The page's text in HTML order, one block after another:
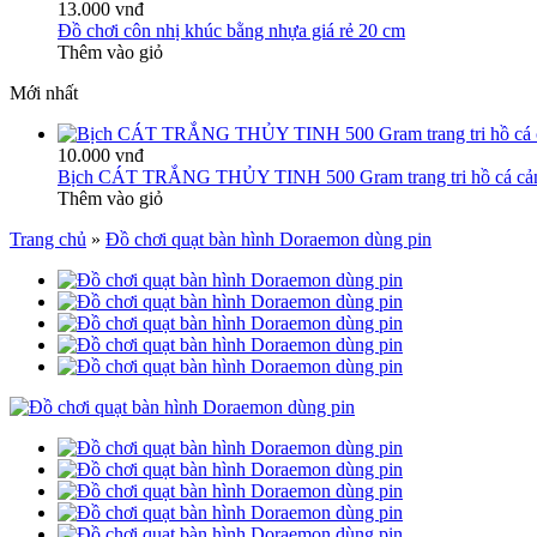
13.000 vnđ
Đồ chơi côn nhị khúc bằng nhựa giá rẻ 20 cm
Thêm vào giỏ
Mới nhất
10.000 vnđ
Bịch CÁT TRẮNG THỦY TINH 500 Gram trang tri hồ cá
Thêm vào giỏ
Trang chủ » Đồ chơi quạt bàn hình Doraemon dùng pin